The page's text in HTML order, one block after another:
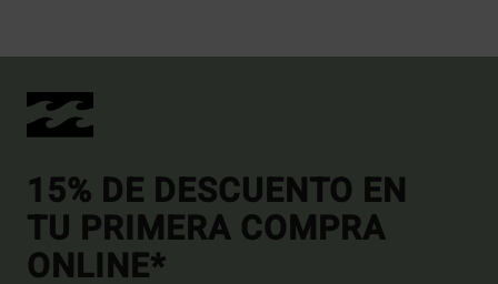
15% DE DESCUENTO EN
TU PRIMERA COMPRA
ONLINE*